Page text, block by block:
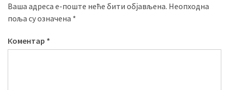
Ваша адреса е-поште неће бити објављена. Неопходна
поља су означена *
Коментар *